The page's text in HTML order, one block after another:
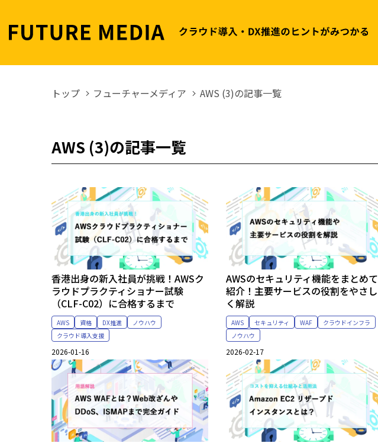
トップ フューチャーメディア AWS (3)の記事一覧
AWS (3)の記事一覧
香港出身の新入社員が挑戦！AWSク
ラウドプラクティショナー試験
（CLF-C02）に合格するまで
AWS 資格 DX推進
ノウハウ
クラウド導入支援
2026-01-16
AWSのセキュリティ機能をまとめて
紹介！主要サービスの役割をやさし
く解説
AWS セキュリティ WAF
クラウドインフラ
ノウハウ
2026-02-17